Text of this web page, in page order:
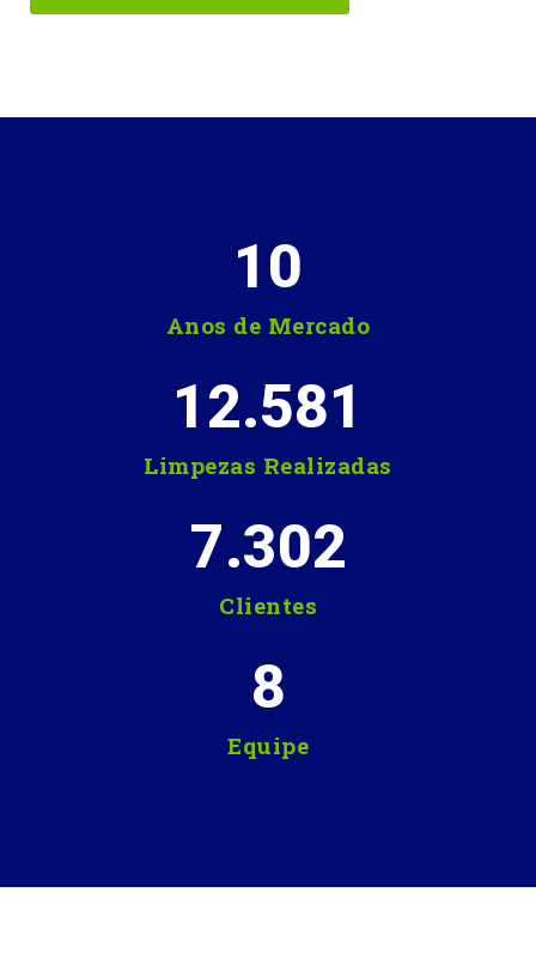
Anos de Mercado
10
Limpezas Realizadas
12.581
Clientes
7.302
Equipe
8